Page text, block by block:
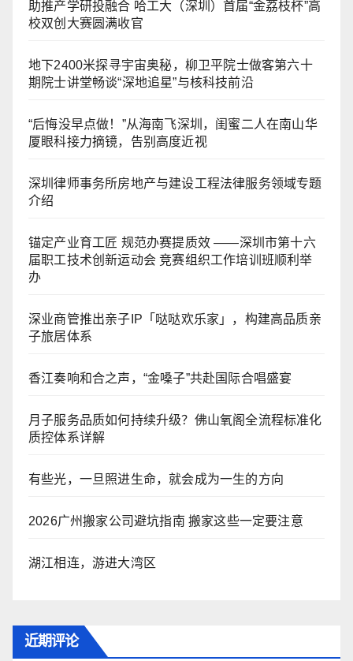
助推产学研投融合 哈工大（深圳）首届“金荔枝杯”高
校双创大赛圆满收官
地下2400米探寻宇宙奥秘，柳卫平院士做客第六十
期院士讲堂畅谈“深地追星”与核科技前沿
“后悔没早点做！”从海南飞深圳，闺蜜二人在南山华
厦眼科接力摘镜，告别高度近视
深圳律师事务所房地产与建设工程法律服务领域专题
介绍
锚定产业育工匠 规范办赛提质效 ——深圳市第十六
届职工技术创新运动会 竞赛组织工作培训班顺利举
办
深业商管推出亲子IP「哒哒欢乐家」，构建高品质亲
子旅居体系
香江奏响和合之声，“金嗓子”共赴国际合唱盛宴
月子服务品质如何持续升级？佛山氧阁全流程标准化
质控体系详解
有些光，一旦照进生命，就会成为一生的方向
2026广州搬家公司避坑指南 搬家这些一定要注意
湖江相连，游进大湾区
近期评论